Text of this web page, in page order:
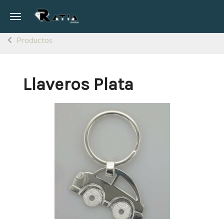
Toggle navigation
Productos
Llaveros Plata